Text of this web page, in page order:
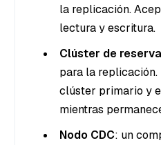
la replicación.
lectura y escritura.
Clúster de reserva
para la
clúster primario y
mientras
Nodo CDC: un